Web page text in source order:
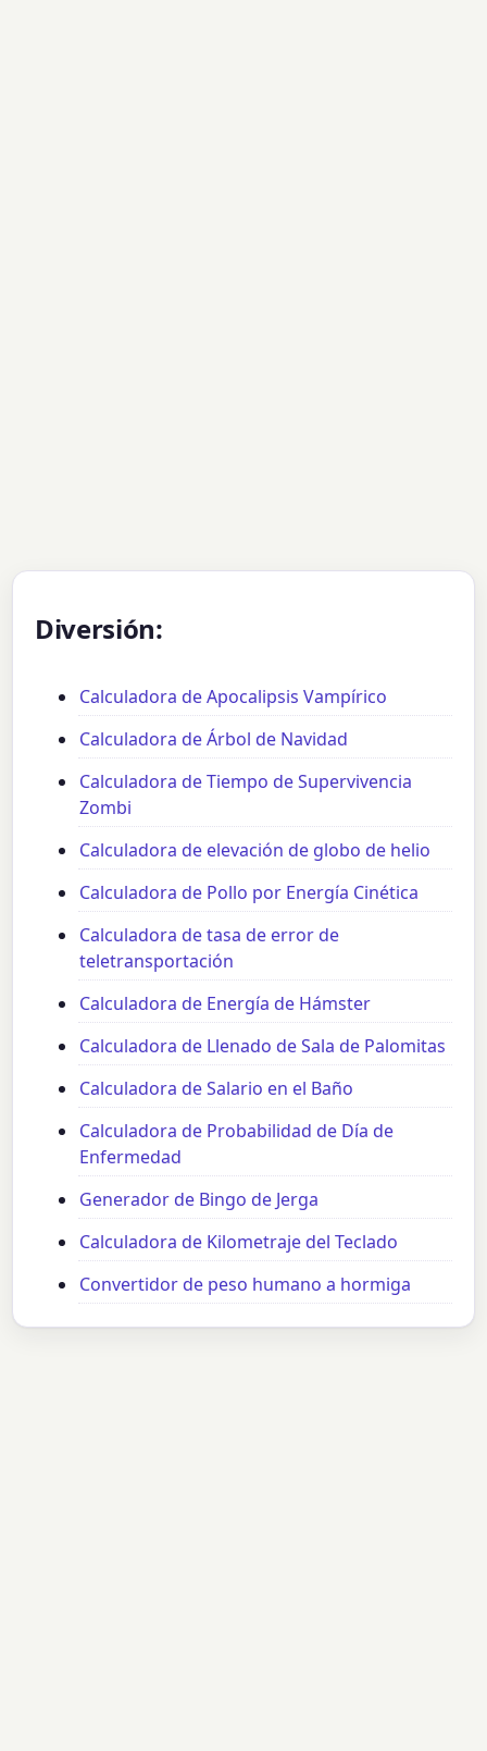
Diversión:
Calculadora de Apocalipsis Vampírico
Calculadora de Árbol de Navidad
Calculadora de Tiempo de Supervivencia
Zombi
Calculadora de elevación de globo de helio
Calculadora de Pollo por Energía Cinética
Calculadora de tasa de error de
teletransportación
Calculadora de Energía de Hámster
Calculadora de Llenado de Sala de Palomitas
Calculadora de Salario en el Baño
Calculadora de Probabilidad de Día de
Enfermedad
Generador de Bingo de Jerga
Calculadora de Kilometraje del Teclado
Convertidor de peso humano a hormiga